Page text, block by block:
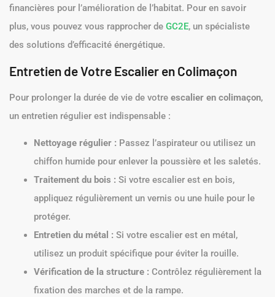
financières pour l’amélioration de l’habitat. Pour en savoir
plus, vous pouvez vous rapprocher de GC2E, un spécialiste
des solutions d’efficacité énergétique.
Entretien de Votre Escalier en Colimaçon
Pour prolonger la durée de vie de votre escalier en colimaçon,
un entretien régulier est indispensable :
Nettoyage régulier : Passez l’aspirateur ou utilisez un
chiffon humide pour enlever la poussière et les saletés.
Traitement du bois : Si votre escalier est en bois,
appliquez régulièrement un vernis ou une huile pour le
protéger.
Entretien du métal : Si votre escalier est en métal,
utilisez un produit spécifique pour éviter la rouille.
Vérification de la structure : Contrôlez régulièrement la
fixation des marches et de la rampe.